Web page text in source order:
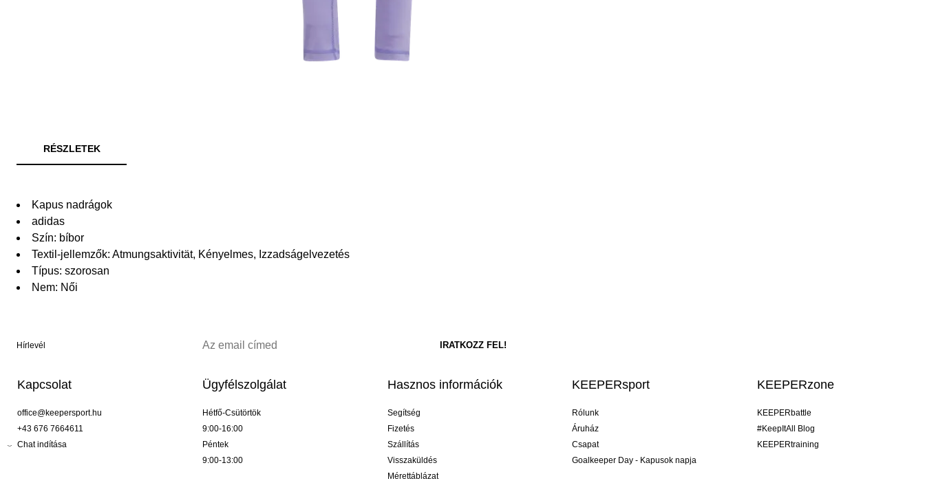
RÉSZLETEK
Kapus nadrágok
adidas
Szín: bíbor
Textil-jellemzők: Atmungsaktivität, Kényelmes, Izzadságelvezetés
Típus: szorosan
Nem: Női
Hírlevél
Kapcsolat
office@keepersport.hu
+43 676 7664611
Chat indítása
Ügyfélszolgálat
Hétfő-Csütörtök
9:00-16:00
Péntek
9:00-13:00
Hasznos információk
Segítség
Fizetés
Szállítás
Visszaküldés
Mérettáblázat
KEEPERsport
Rólunk
Áruház
Csapat
Goalkeeper Day - Kapusok napja
KEEPERzone
KEEPERbattle
#KeepItAll Blog
KEEPERtraining